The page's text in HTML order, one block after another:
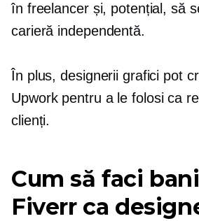
în freelancer și, potențial, să
carieră independentă.
În plus, designerii grafici pot
Upwork pentru a le folosi ca
clienți.
Cum să faci
Fiverr ca